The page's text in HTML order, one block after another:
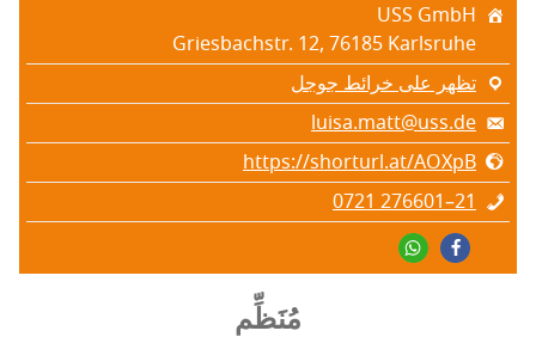
USS GmbH
Griesbachstr. 12, 76185 Karlsruhe
تظهر على خرائط جوجل
luisa.matt@uss.de
https://shorturl.at/AOXpB
0721 276601–21
مُنَظِّم